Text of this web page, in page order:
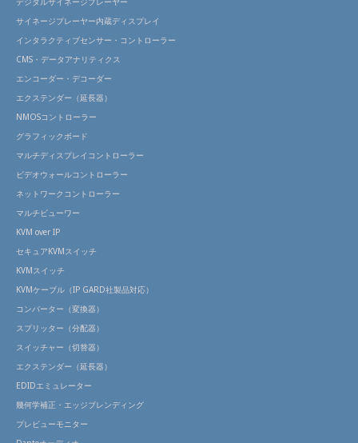
サイネージプレーヤー内蔵ディスプレイ
インタラクティブセンサー・コントローラー
CMS・データアナリティクス
エンコーダー・デコーダー
エクステンダー（延長器）
NMOSコントローラー
グラフィックボード
マルチディスプレイコントローラー
ビデオウォールコントローラー
ネットワークコントローラー
マルチビューワー
KVM over IP
セキュアKVMスイッチ
KVMスイッチ
KVMケーブル（IP GARD社製品対応）
コンバーター（変換器）
スプリッター（分配器）
スイッチャー（切替器）
エクステンダー（延長器）
EDIDエミュレーター
幾何学補正・エッジブレンディング
プレビューモニター